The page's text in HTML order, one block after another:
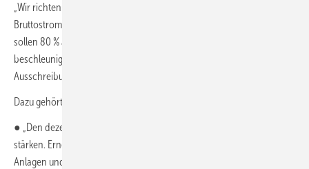
„Wir richten unser Erneuerbaren-Ziel auf einen höheren
Bruttostrombedarf von 680 – 750 TWh im Jahr 2030 aus. Davon
sollen 80 % aus Erneuerbaren Energien stammen. Entsprechend
beschleunigen wir den Netzausbau. Die jährlichen
Ausschreibungsmengen passen wir dynamisch an.“
Dazu gehört auch:
● „Den dezentralen Ausbau der Erneuerbaren Energien wollen wir
stärken. Erneuerbarer Strom, insbesondere aus ausgeförderten
Anlagen und Anlagen außerhalb der EEG-Förderung soll stärker in der